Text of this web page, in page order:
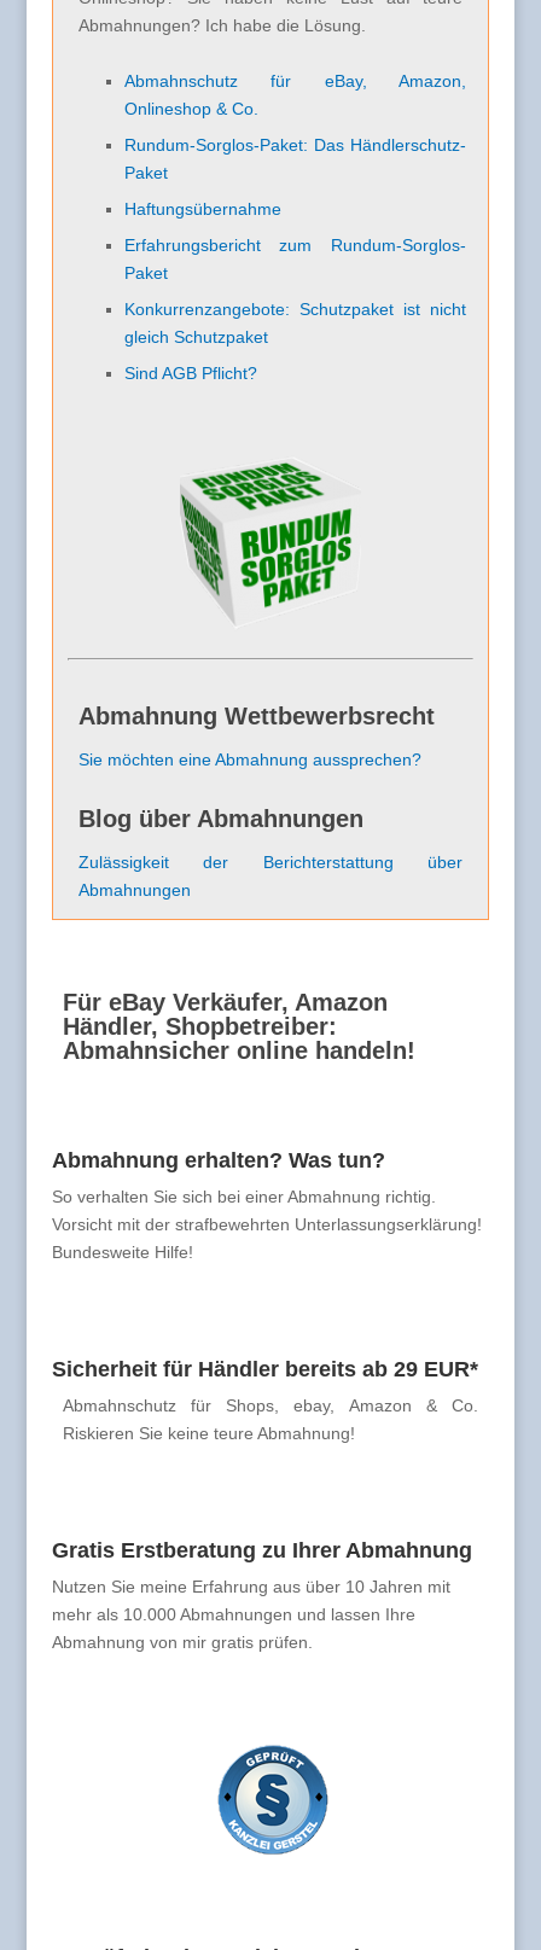
Abmahnungen? Ich habe die Lösung.
Abmahnschutz für eBay, Amazon,
Onlineshop & Co.
Rundum-Sorglos-Paket: Das Händlerschutz-
Paket
Haftungsübernahme
Erfahrungsbericht zum Rundum-Sorglos-
Paket
Konkurrenzangebote: Schutzpaket ist nicht
gleich Schutzpaket
Sind AGB Pflicht?
Abmahnung Wettbewerbsrecht
Sie möchten eine Abmahnung aussprechen?
Blog über Abmahnungen
Zulässigkeit der Berichterstattung über
Abmahnungen
Für eBay Verkäufer, Amazon
Händler, Shopbetreiber:
Abmahnsicher online handeln!
Abmahnung erhalten? Was tun?
So verhalten Sie sich bei einer Abmahnung richtig.
Vorsicht mit der strafbewehrten Unterlassungserklärung!
Bundesweite Hilfe!
Sicherheit für Händler bereits ab 29 EUR*
Abmahnschutz für Shops, ebay, Amazon & Co.
Riskieren Sie keine teure Abmahnung!
Gratis Erstberatung zu Ihrer Abmahnung
Nutzen Sie meine Erfahrung aus über 10 Jahren mit
mehr als 10.000 Abmahnungen und lassen Ihre
Abmahnung von mir gratis prüfen.